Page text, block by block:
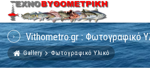
Vithometro.gr : Φωτογραφικό
Gallery Φωτογραφικό Υλικό